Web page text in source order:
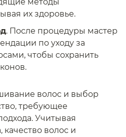
их здоровье.
. После процедуры мастер
по уходу за
чтобы сохранить
волос и выбор
требующее
Учитывая
качество волос и